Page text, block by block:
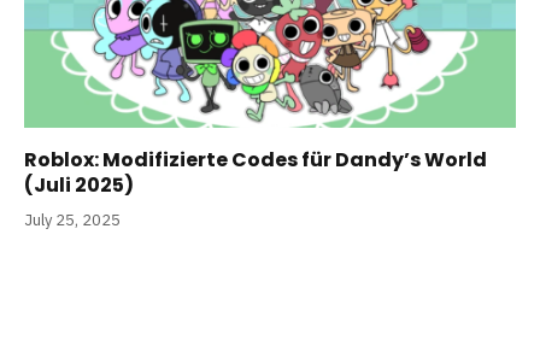
Roblox: Modifizierte Codes für Dandy’s World
(Juli 2025)
July 25, 2025